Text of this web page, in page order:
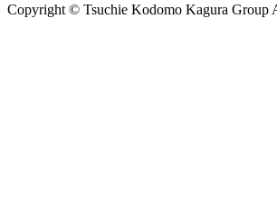
Copyright © Tsuchie Kodomo Kagura Group